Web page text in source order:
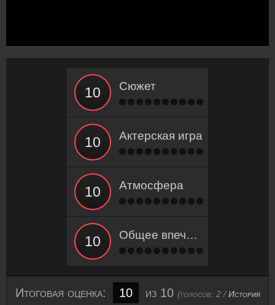
Сюжет
Актерская игра
Атмосфера
Общее впечатление
Итоговая оценка: 10 из 10 (голосов: 2/История